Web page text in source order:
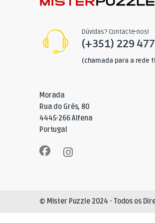
Dúvidas? Contacte-nos!
(+351) 229
(chamada para a rede
Morada
Rua do Grés, 80
4445-266 Alfena
Portugal
© Mister Puzzle 2024 - Todos os